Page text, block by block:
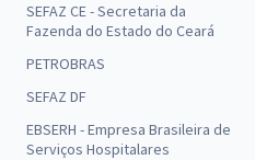
SEFAZ CE - Secretaria da
Fazenda do Estado do Ceará
PETROBRAS
SEFAZ DF
EBSERH - Empresa Brasileira de
Serviços Hospitalares